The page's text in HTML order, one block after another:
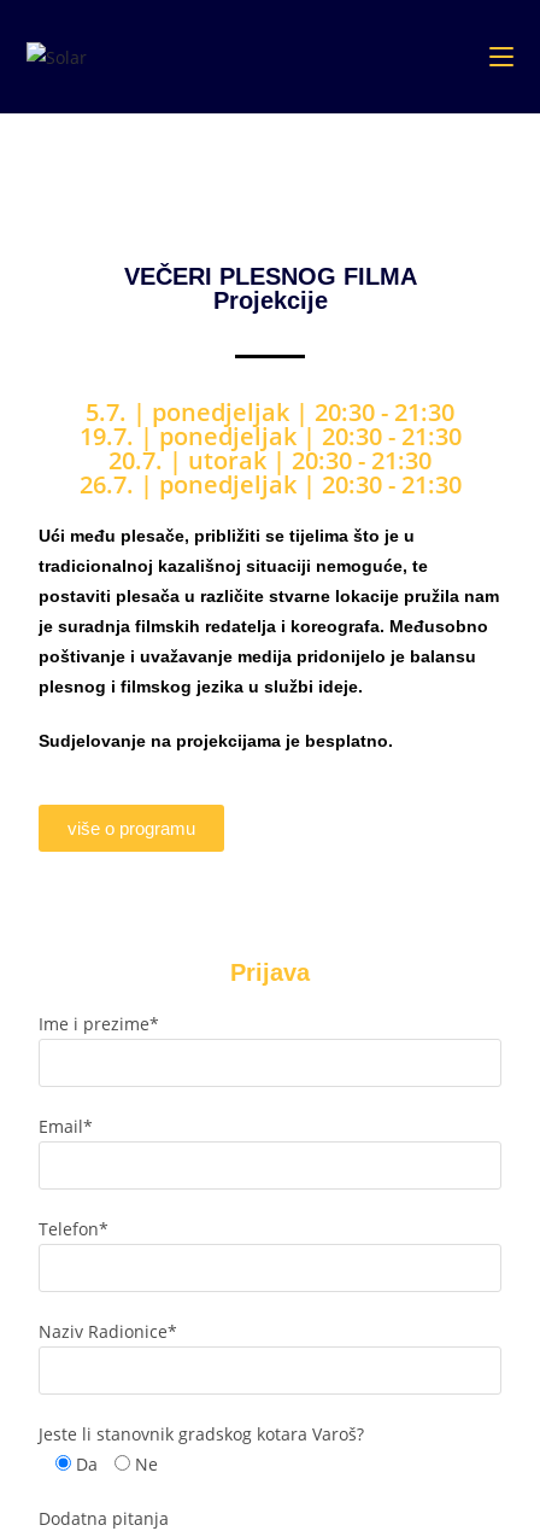
VEČERI PLESNOG FILMA
Projekcije
5.7. | ponedjeljak | 20:30 - 21:30
19.7. |ponedjeljak| 20:30 - 21:30
20.7. | utorak | 20:30 - 21:30
26.7. | ponedjeljak| 20:30 - 21:30
Ući među plesače, približiti se tijelima što je u
tradicionalnoj kazališnoj situaciji nemoguće, te
postaviti plesača u različite stvarne lokacije pružila nam
je suradnja filmskih redatelja i koreografa. Međusobno
poštivanje i uvažavanje medija pridonijelo je balansu
plesnog i filmskog jezika u službi ideje.
Sudjelovanje na projekcijama je besplatno.
više o programu
Prijava
Ime i prezime*
Email*
Telefon*
Naziv Radionice*
Jeste li stanovnik gradskog kotara Varoš?
Da
Ne
Dodatna pitanja